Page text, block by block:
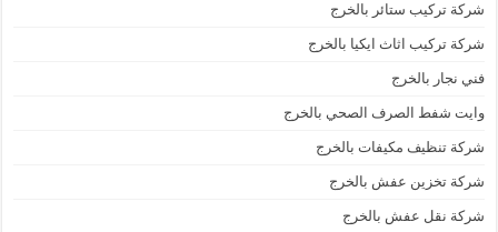
شركة تركيب ستائر بالخرج
شركة تركيب اثاث ايكيا بالخرج
فني نجار بالخرج
وايت شفط الصرف الصحي بالخرج
شركة تنظيف مكيفات بالخرج
شركة تخزين عفش بالخرج
شركة نقل عفش بالخرج